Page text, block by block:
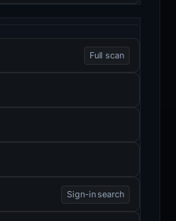
Full scan
Sign-in search